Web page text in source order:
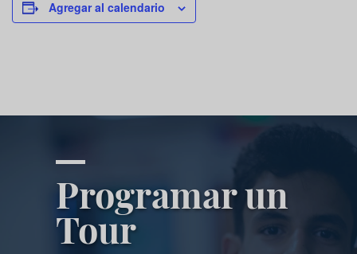
Agregar al calendario
Programar un
Tour